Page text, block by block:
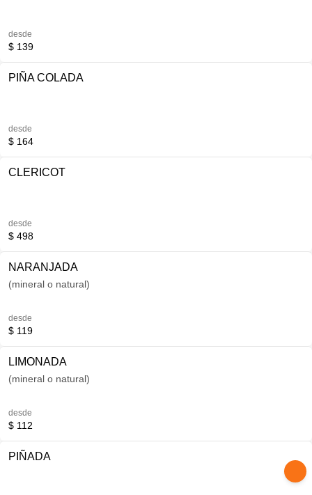
desde
$ 139
PIÑA COLADA
desde
$ 164
CLERICOT
desde
$ 498
NARANJADA
(mineral o natural)
desde
$ 119
LIMONADA
(mineral o natural)
desde
$ 112
PIÑADA